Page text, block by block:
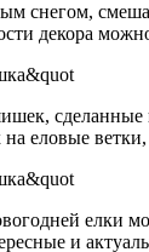
декора
еловые
елки
и